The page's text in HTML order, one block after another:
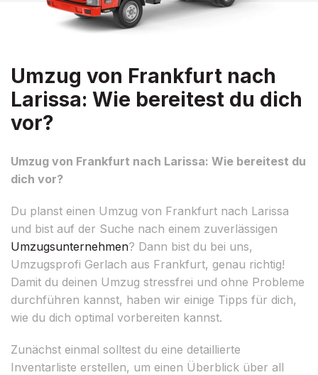
Umzug von Frankfurt nach
Larissa: Wie bereitest du dich
vor?
Umzug von Frankfurt nach Larissa: Wie bereitest du
dich vor?
Du planst einen Umzug von Frankfurt nach Larissa
und bist auf der Suche nach einem zuverlässigen
Umzugsunternehmen? Dann bist du bei uns,
Umzugsprofi Gerlach aus Frankfurt, genau richtig!
Damit du deinen Umzug stressfrei und ohne Probleme
durchführen kannst, haben wir einige Tipps für dich,
wie du dich optimal vorbereiten kannst.
Zunächst einmal solltest du eine detaillierte
Inventarliste erstellen, um einen Überblick über all